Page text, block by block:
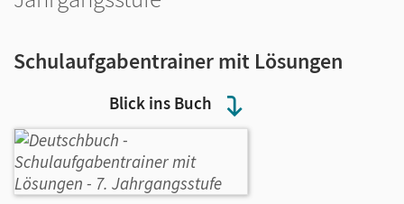
Blick ins Buch
Schulaufgabentrainer mit Lösungen